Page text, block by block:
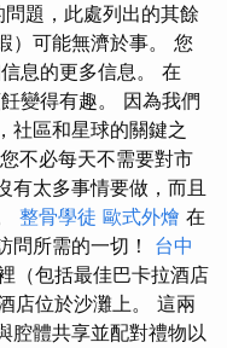
題，此處列出的其餘
）可能無濟於事。 您
息的更多信息。 在
變得有趣。 因為我們
社區和星球的關鍵之
不必每天不需要對市
有太多事情要做，而且
整骨學徒 歐式外燴 在
問所需的一切！ 台中
（包括最佳巴卡拉酒店
店位於沙灘上。 這兩
腔體共享並配對禮物以